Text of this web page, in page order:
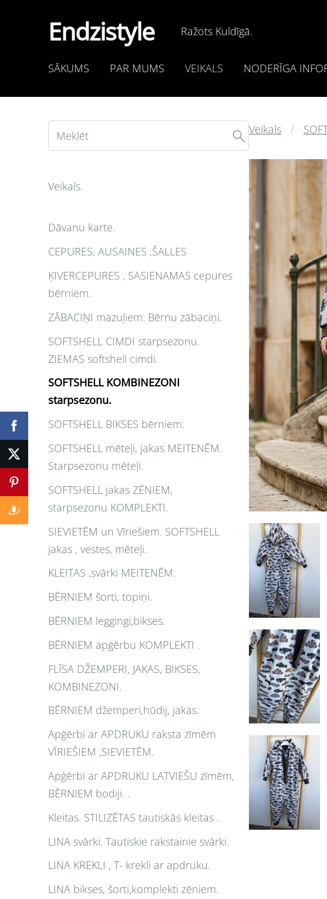
Endzistyle Ražots Kuldīgā.
SĀKUMS PAR MUMS VEIKALS NODERĪGA
Veikals.
Dāvanu karte.
CEPURES, AUSAINES ,ŠALLES
ĶIVERCEPURES , SASIENAMAS cepures
bērniem.
ZĀBACIŅI mazuļiem. Bērnu zābaciņi.
SOFTSHELL CIMDI starpsezonu.
ZIEMAS softshell cimdi.
SOFTSHELL KOMBINEZONI
starpsezonu.
SOFTSHELL BIKSES bērniem.
SOFTSHELL mēteļi, jakas MEITENĒM.
Starpsezonu mēteļi.
SOFTSHELL jakas ZĒNIEM,
starpsezonu KOMPLEKTI.
SIEVIETĒM un Vīriešiem. SOFTSHELL
jakas , vestes, mēteļi.
KLEITAS ,svārki MEITENĒM.
BĒRNIEM šorti, topiņi.
BĒRNIEM leggingi,bikses.
BĒRNIEM apģērbu KOMPLEKTI .
FLĪSA DŽEMPERI, JAKAS, BIKSES,
KOMBINEZONI.
BĒRNIEM džemperi,hūdij, jakas.
Apģērbi ar APDRUKU raksta zīmēm
VĪRIEŠIEM ,SIEVIETĒM.
Apģērbi ar APDRUKU LATVIEŠU zīmēm,
BĒRNIEM bodiji. .
Kleitas. STILIZĒTAS tautiskās kleitas .
LINA svārki. Tautiskie rakstainie svārki.
LINA KREKLI , T- krekli ar apdruku.
LINA bikses, šorti,komplekti zēniem.
Veikals